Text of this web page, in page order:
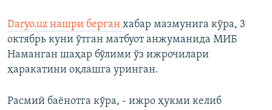
Daryo.uz нашри берган хабар мазмунига кўра, 3
октябрь куни ўтган матбуот анжуманида МИБ
Наманган шаҳар бўлими ўз ижрочилари
ҳаракатини оқлашга уринган.
Расмий баёнотга кўра, - ижро ҳукми келиб